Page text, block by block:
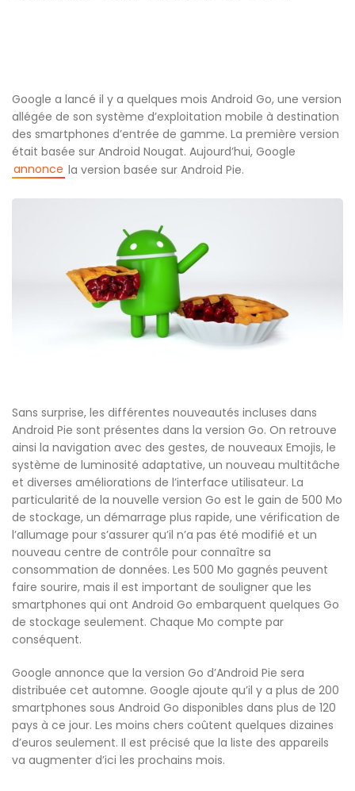
Google a lancé il y a quelques mois Android Go, une version
allégée de son système d’exploitation mobile à destination
des smartphones d’entrée de gamme. La première version
était basée sur Android Nougat. Aujourd’hui, Google
annonce la version basée sur Android Pie.
Sans surprise, les différentes nouveautés incluses dans
Android Pie sont présentes dans la version Go. On retrouve
ainsi la navigation avec des gestes, de nouveaux Emojis, le
système de luminosité adaptative, un nouveau multitâche
et diverses améliorations de l’interface utilisateur. La
particularité de la nouvelle version Go est le gain de 500 Mo
de stockage, un démarrage plus rapide, une vérification de
l’allumage pour s’assurer qu’il n’a pas été modifié et un
nouveau centre de contrôle pour connaître sa
consommation de données. Les 500 Mo gagnés peuvent
faire sourire, mais il est important de souligner que les
smartphones qui ont Android Go embarquent quelques Go
de stockage seulement. Chaque Mo compte par
conséquent.
Google annonce que la version Go d’Android Pie sera
distribuée cet automne. Google ajoute qu’il y a plus de 200
smartphones sous Android Go disponibles dans plus de 120
pays à ce jour. Les moins chers coûtent quelques dizaines
d’euros seulement. Il est précisé que la liste des appareils
va augmenter d’ici les prochains mois.